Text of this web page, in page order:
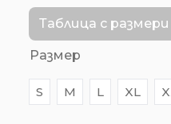
Таблица с размери
Размер
S M L XL